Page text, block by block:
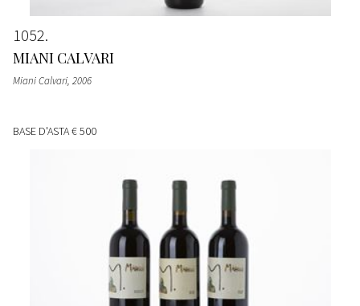
1052
MIANI CALVARI
Miani Calvari, 2006
BASE D'ASTA€ 500